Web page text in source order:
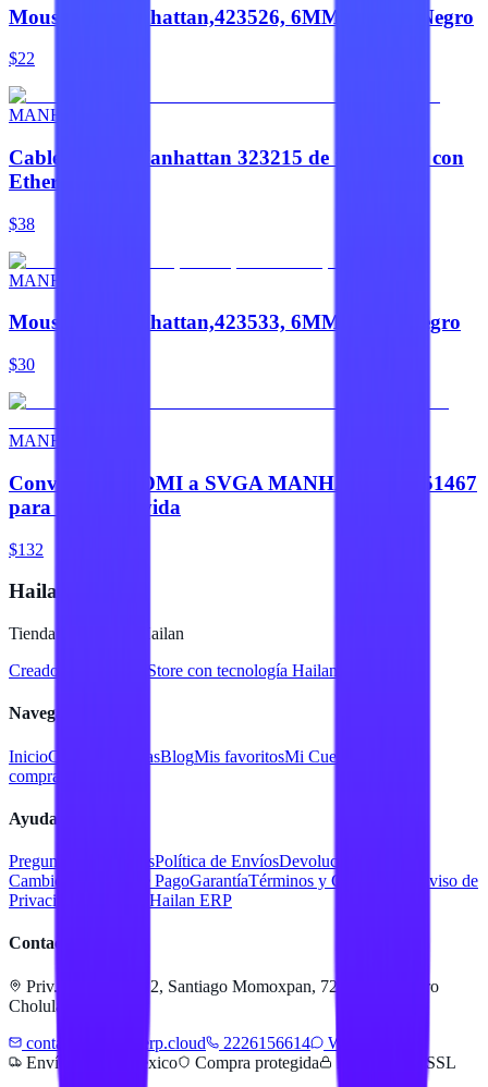
Mousepad,Manhattan,423526, 6MM Granel, Negro
$22
MANHATTAN
Cable HDMI Manhattan 323215 de 1.4 metros con
Ethernet
$38
MANHATTAN
Mousepad,Manhattan,423533, 6MM Bolsa, Negro
$30
MANHATTAN
Convertidor HDMI a SVGA MANHATTAN 151467
para tu conectivida
$132
Hailan Store
Tienda en línea de Hailan
Creado para
Hailan Store con tecnología Hailan ERP
Navegación
InicioCatálogo MarcasBlogMis favoritosMi Cuenta
compra
Ayuda
Preguntas FrecuentesPolítica de EnvíosDevoluciones y
Cambios
Métodos de PagoGarantíaTérminos y Condiciones
Aviso de
Privacidad
Servicios Hailan ERP
Contacto
Priv. Alejandra 512, Santiago Momoxpan, 72775 San Pedro
Cholula, Pue.
contacto@hailanerp.cloud
2226156614
WhatsApp
Envíos a todo México
Compra protegida
Pago seguro SSL